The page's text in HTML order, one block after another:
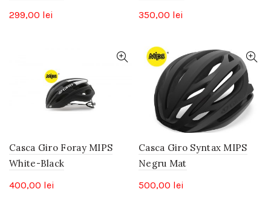
299,00 lei
350,00 lei
Casca Giro Foray MIPS
White-Black
400,00 lei
Casca Giro Syntax MIPS
Negru Mat
500,00 lei